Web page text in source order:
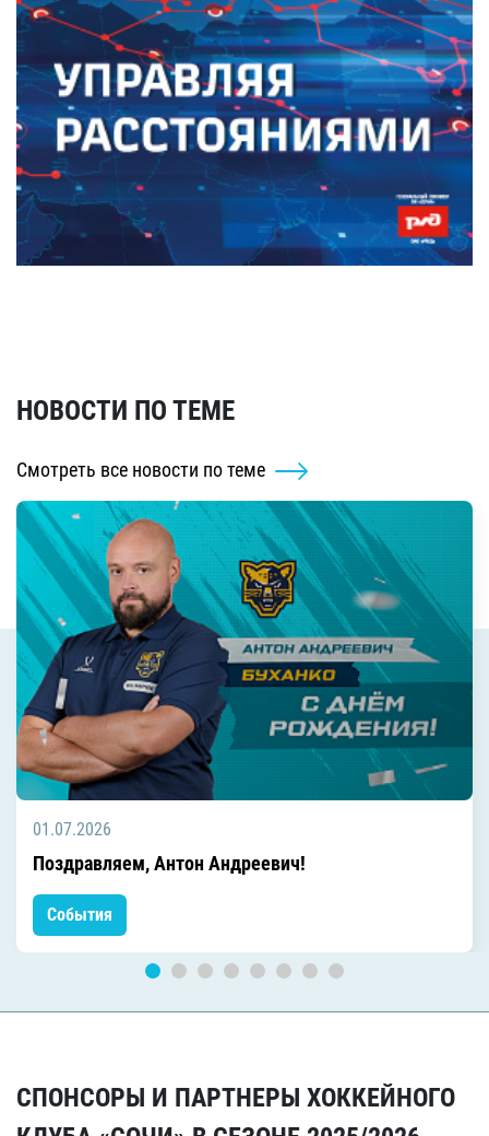
НОВОСТИ ПО ТЕМЕ
Смотреть все новости по теме
01.07.2026
Поздравляем, Антон Андреевич!
События
СПОНСОРЫ И ПАРТНЕРЫ ХОККЕЙНОГО